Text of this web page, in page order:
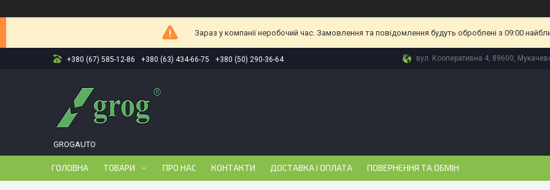
Зараз у компанії неробочий час. Замовлення та повідомлення будуть оброблені з 09:00
+380 (67) 585-12-86 +380 (63) 434-66-75 +380 (50) 290-36-64 вул. Кооперативна 4, 89600,
GROGAUTO
ГОЛОВНА ТОВАРИ ПРО НАС КОНТАКТИ ДОСТАВКА І ОПЛАТА ПОВЕРНЕННЯ ТА ОБМІН